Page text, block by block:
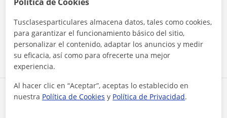
Comparte a este profesor
Contactar ahora
Tusclasesparticulares almacena datos, tales como cookies,
para garantizar el funcionamiento básico del sitio,
personalizar el contenido, adaptar los anuncios y medir
su eficacia, así como para ofrecerte una mejor
experiencia.
Al hacer clic en “Aceptar”, aceptas lo establecido en
nuestra Política de Cookies y Política de Privacidad.